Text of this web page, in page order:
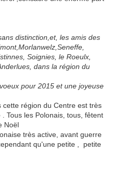
distinction,et, les amis des
Soignies, le Roeulx,
dans la région du
pour 2015 et une joyeuse
région du Centre est très
Tous les Polonais, tous, fêtent
Noël
très active, avant guerre
qu'une petite , petite